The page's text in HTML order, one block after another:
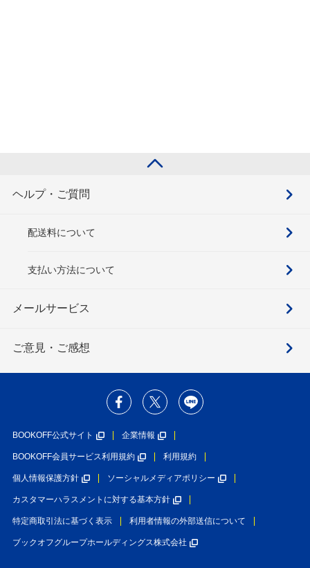
ヘルプ・ご質問
配送料について
支払い方法について
メールサービス
ご意見・ご感想
BOOKOFF公式サイト 企業情報
BOOKOFF会員サービス利用規約 利用規約
個人情報保護方針 ソーシャルメディアポリシー
カスタマーハラスメントに対する基本方針
特定商取引法に基づく表示 利用者情報の外部送信について
ブックオフグループホールディングス株式会社